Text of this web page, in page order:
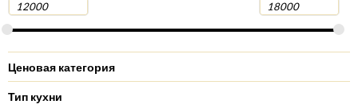
Ценовая категория
Тип кухни